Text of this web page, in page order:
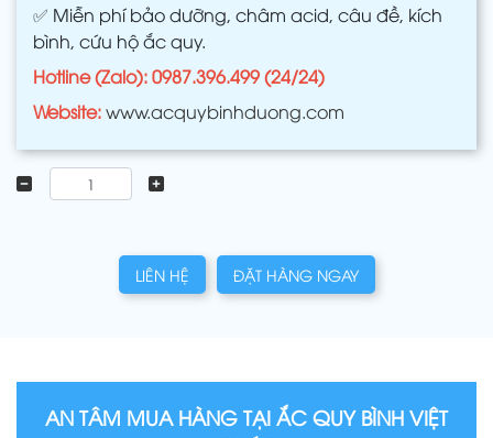
✅ Miễn phí bảo dưỡng, châm acid, câu đề, kích
bình, cứu hộ ắc quy.
Hotline (Zalo): 0987.396.499 (24/24)
Website:www.acquybinhduong.com
LIÊN HỆ ĐẶT HÀNG NGAY
AN TÂM MUA HÀNG TẠI ẮC QUY BÌNH VIỆT